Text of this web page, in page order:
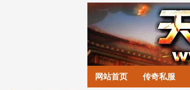
网站首页 传奇私服